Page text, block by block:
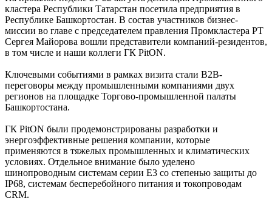
кластера Республики Татарстан посетила предприятия в
Республике Башкортостан. В состав участников бизнес-
миссии во главе с председателем правления Промкластера РТ
Сергея Майорова вошли представители компаний-резидентов,
в том числе и наши коллеги ГК PitON.
Ключевыми событиями в рамках визита стали В2В-
переговоры между промышленными компаниями двух
регионов на площадке Торгово-промышленной палаты
Башкортостана.
ГК PitON были продемонстрированы разработки и
энергоэффективные решения компании, которые
применяются в тяжелых промышленных и климатических
условиях. Отдельное внимание было уделено
шинопроводным системам серии Е3 со степенью защиты до
IP68, системам бесперебойного питания и токопроводам
CRM.